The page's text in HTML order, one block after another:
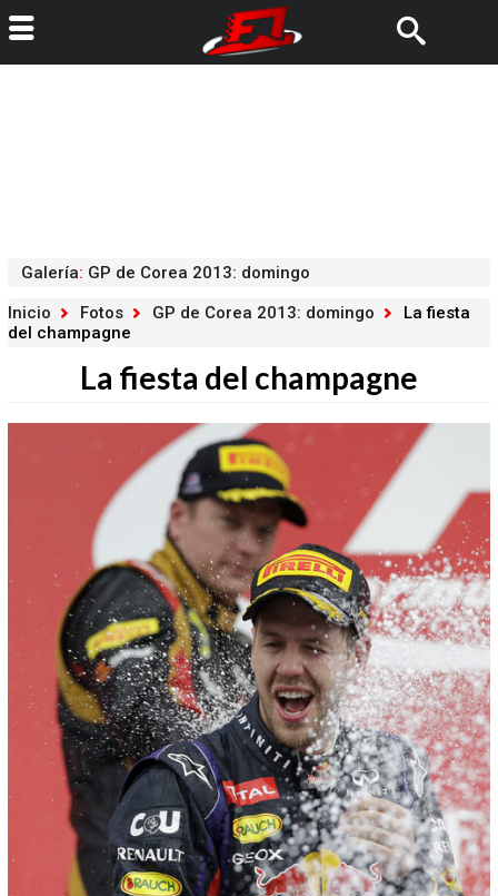
Galería: GP de Corea 2013: domingo
Inicio
Fotos GP de Corea 2013: domingo
La fiesta
del champagne
La fiesta del champagne